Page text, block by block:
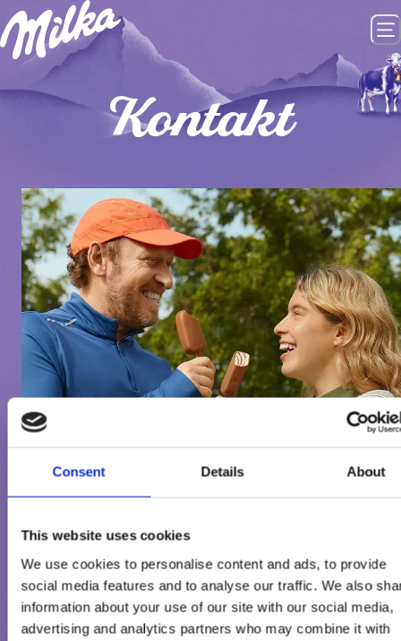
Consent Details About
This website uses cookies
We use cookies to personalise content and ads, to provide
social media features and to analyse our traffic. We also
information about your use of our site with our social media,
advertising and analytics partners who may combine it with
Kontakt